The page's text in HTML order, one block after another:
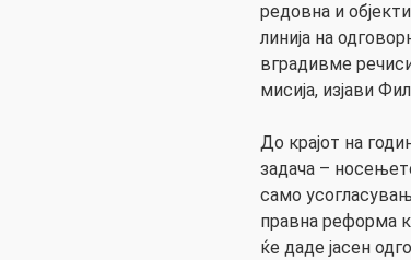
редовна и
линија на
вградивме
мисија, изјави
До крајот на
задача –
само
правна реформа
ќе даде јасен